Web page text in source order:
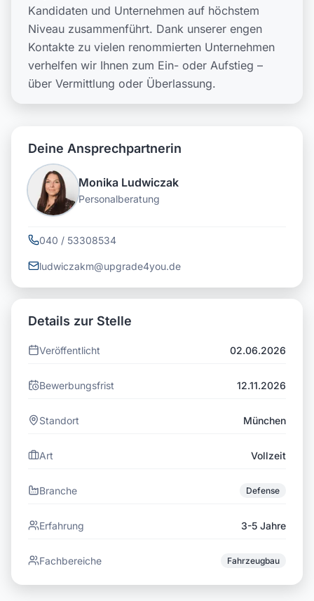
Kandidaten und Unternehmen auf höchstem
Niveau zusammenführt. Dank unserer engen
Kontakte zu vielen renommierten Unternehmen
verhelfen wir Ihnen zum Ein- oder Aufstieg –
über Vermittlung oder Überlassung.
Deine Ansprechpartnerin
Monika Ludwiczak
Personalberatung
040 / 53308534
ludwiczakm@upgrade4you.de
Details zur Stelle
Veröffentlicht 02.06.2026
Bewerbungsfrist 12.11.2026
Standort München
Art Vollzeit
Branche Defense
Erfahrung 3-5 Jahre
Fachbereiche Fahrzeugbau